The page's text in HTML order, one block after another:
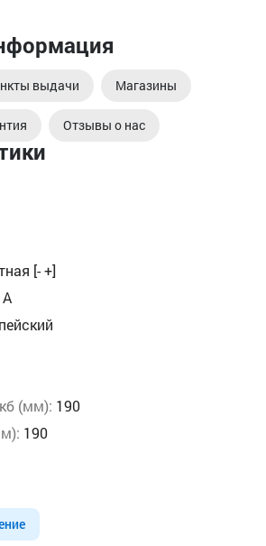
[- +]
А
(мм): 190
190
выдачи Магазины
Отзывы о нас